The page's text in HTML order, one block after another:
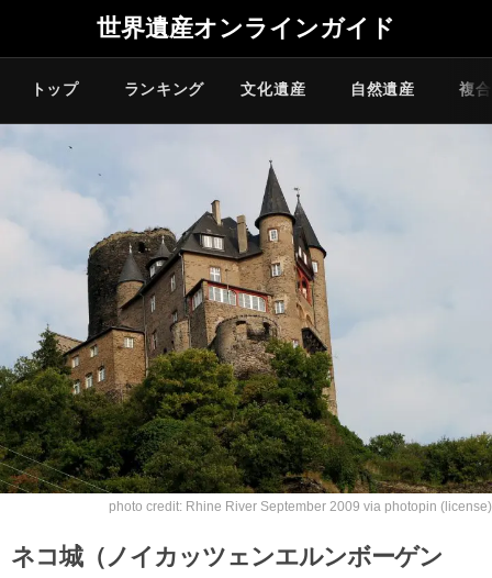
世界遺産オンラインガイド
トップ ランキング 文化遺産 自然遺産 複
photo credit: Rhine River September 2009 via photopin (license)
ネコ城（ノイカッツェンエルンボーゲン